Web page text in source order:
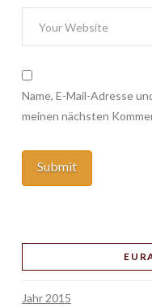
Name, E-Mail-Adresse
meinen nächsten
Jahr 2015